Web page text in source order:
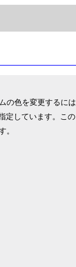
の色を変更するには
定しています。この
。